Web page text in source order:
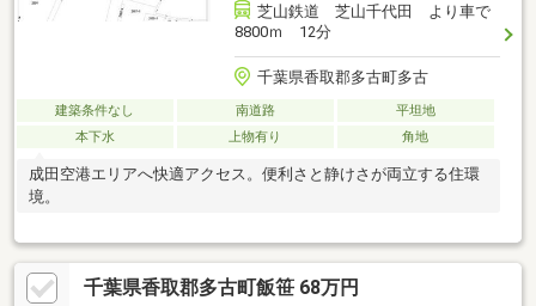
芝山鉄道 芝山千代田 より車で
8800ｍ 12分
千葉県香取郡多古町多古
建築条件なし 南道路
平坦地
本下水
上物有り 角地
成田空港エリアへ快適アクセス。便利さと静けさが両立する住環
境。
千葉県香取郡多古町飯笹 68万円